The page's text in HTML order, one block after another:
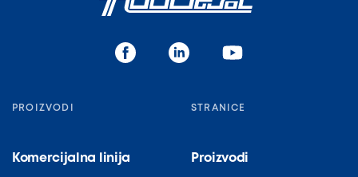
PROIZVODI
Komercijalna linija
STRANICE
Proizvodi